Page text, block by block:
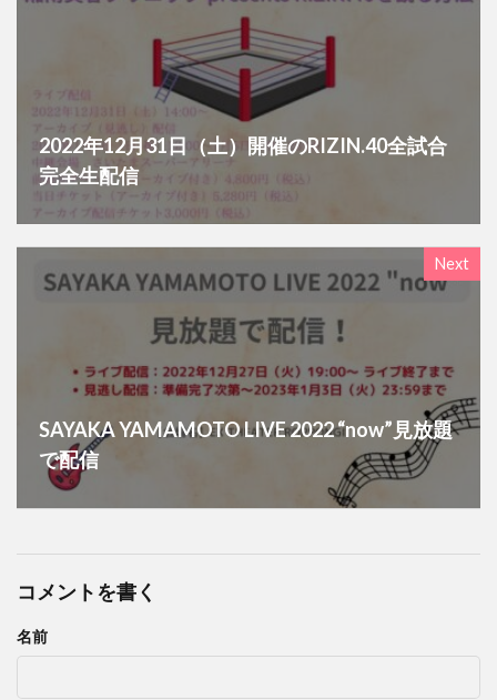
2022年12月31日（土）開催のRIZIN.40全試合
完全生配信
Next
SAYAKA YAMAMOTO LIVE 2022 “now”見放題
で配信
コメントを書く
名前